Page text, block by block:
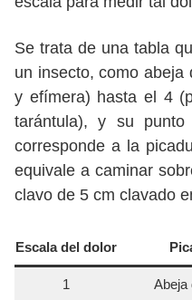
Se trata de una tabla
un insecto, como abeja
y efímera) hasta el 4
tarántula), y su
corresponde a la
equivale a caminar
clavo de 5 cm clavado
Escala del dolor
1 Abeja